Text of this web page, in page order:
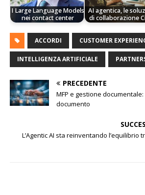
I Large Language Models
nei contact center
AI agentica, le
di collaborazione
ACCORDI CUSTOMER
INTELLIGENZA ARTIFICIALE
PRECEDENTE
MFP e gestione documentale:
documento
L’Agentic AI sta reinventando l’equilibrio